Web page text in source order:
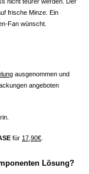
frische Minze. Ein
Fan wünscht.
ausgenommen und
angeboten
für 17,90€
Lösung?